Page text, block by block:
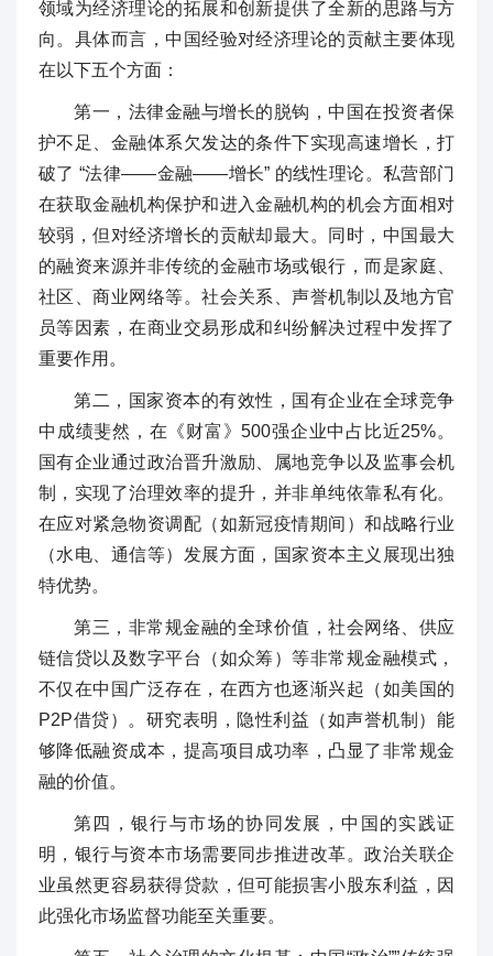
领域为经济理论的拓展和创新提供了全新的思路与方
向。具体而言，中国经验对经济理论的贡献主要体现
在以下五个方面：
第一，法律金融与增长的脱钩，中国在投资者保
护不足、金融体系欠发达的条件下实现高速增长，打
破了 “法律——金融——增长” 的线性理论。私营部门
在获取金融机构保护和进入金融机构的机会方面相对
较弱，但对经济增长的贡献却最大。同时，中国最大
的融资来源并非传统的金融市场或银行，而是家庭、
社区、商业网络等。社会关系、声誉机制以及地方官
员等因素，在商业交易形成和纠纷解决过程中发挥了
重要作用。
第二，国家资本的有效性，国有企业在全球竞争
中成绩斐然，在《财富》500强企业中占比近25%。
国有企业通过政治晋升激励、属地竞争以及监事会机
制，实现了治理效率的提升，并非单纯依靠私有化。
在应对紧急物资调配（如新冠疫情期间）和战略行业
（水电、通信等）发展方面，国家资本主义展现出独
特优势。
第三，非常规金融的全球价值，社会网络、供应
链信贷以及数字平台（如众筹）等非常规金融模式，
不仅在中国广泛存在，在西方也逐渐兴起（如美国的
P2P借贷）。研究表明，隐性利益（如声誉机制）能
够降低融资成本，提高项目成功率，凸显了非常规金
融的价值。
第四，银行与市场的协同发展，中国的实践证
明，银行与资本市场需要同步推进改革。政治关联企
业虽然更容易获得贷款，但可能损害小股东利益，因
此强化市场监督功能至关重要。